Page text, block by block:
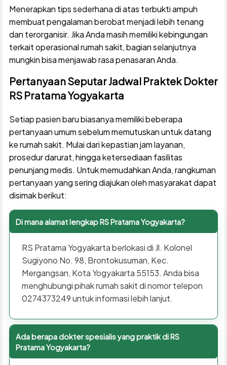
Menerapkan tips sederhana di atas terbukti ampuh
membuat pengalaman berobat menjadi lebih tenang
dan terorganisir. Jika Anda masih memiliki kebingungan
terkait operasional rumah sakit, bagian selanjutnya
mungkin bisa menjawab rasa penasaran Anda.
Pertanyaan Seputar Jadwal Praktek Dokter
RS Pratama Yogyakarta
Setiap pasien baru biasanya memiliki beberapa
pertanyaan umum sebelum memutuskan untuk datang
ke rumah sakit. Mulai dari kepastian jam layanan,
prosedur darurat, hingga ketersediaan fasilitas
penunjang medis. Untuk memudahkan Anda, rangkuman
pertanyaan yang sering diajukan oleh masyarakat dapat
disimak berikut:
Di mana alamat lengkap RS Pratama Yogyakarta?
RS Pratama Yogyakarta berlokasi di Jl. Kolonel
Sugiyono No. 98, Brontokusuman, Kec.
Mergangsan, Kota Yogyakarta 55153. Anda bisa
menghubungi pihak rumah sakit di nomor telepon
0274373249 untuk informasi lebih lanjut.
Ada berapa dokter spesialis yang praktik di RS
Pratama Yogyakarta?